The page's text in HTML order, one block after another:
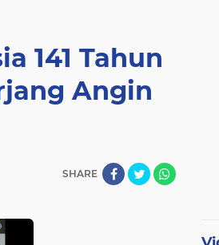
141 Tahun
Angin
SHARE